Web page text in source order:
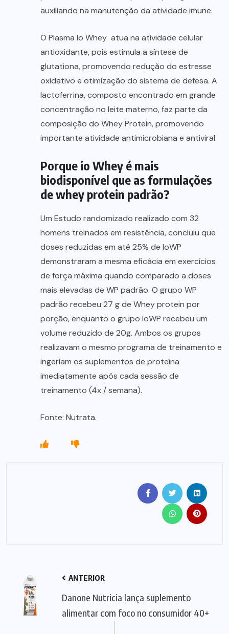
auxiliando na manutenção da atividade imune.
O Plasma Io Whey atua na atividade celular
antioxidante, pois estimula a síntese de
glutationa, promovendo redução do estresse
oxidativo e otimização do sistema de defesa. A
lactoferrina, composto encontrado em grande
concentração no leite materno, faz parte da
composição do Whey Protein, promovendo
importante atividade antimicrobiana e antiviral.
Porque io Whey é mais
biodisponível que as formulações
de whey protein padrão?
Um Estudo randomizado realizado com 32
homens treinados em resistência, concluiu que
doses reduzidas em até 25% de IoWP
demonstraram a mesma eficácia em exercícios
de força máxima quando comparado a doses
mais elevadas de WP padrão. O grupo WP
padrão recebeu 27 g de Whey protein por
porção, enquanto o grupo IoWP recebeu um
volume reduzido de 20g. Ambos os grupos
realizavam o mesmo programa de treinamento e
ingeriam os suplementos de proteína
imediatamente após cada sessão de
treinamento (4x / semana).
Fonte: Nutrata.
ANTERIOR
Danone Nutricia lança suplemento
alimentar com foco no consumidor 40+